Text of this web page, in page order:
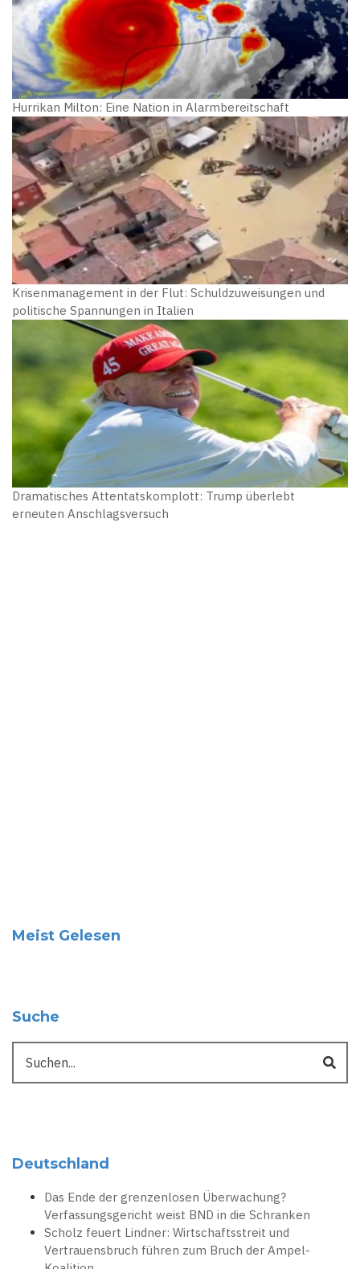
Hurrikan Milton: Eine Nation in Alarmbereitschaft
Krisenmanagement in der Flut: Schuldzuweisungen und
politische Spannungen in Italien
Dramatisches Attentatskomplott: Trump überlebt
erneuten Anschlagsversuch
Meist Gelesen
Suche
Deutschland
Das Ende der grenzenlosen Überwachung?
Verfassungsgericht weist BND in die Schranken
Scholz feuert Lindner: Wirtschaftsstreit und
Vertrauensbruch führen zum Bruch der Ampel-